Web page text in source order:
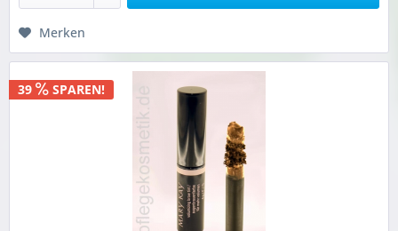
Merken
39 SPAREN!